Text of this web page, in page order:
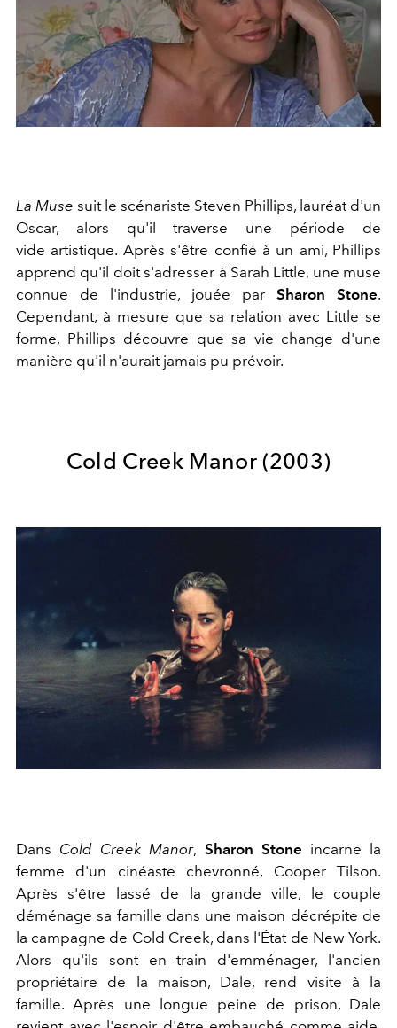
La Muse suit le scénariste Steven Phillips, lauréat d'un
Oscar, alors qu'il traverse une période de
vide artistique. Après s'être confié à un ami, Phillips
apprend qu'il doit s'adresser à Sarah Little, une muse
connue de l'industrie, jouée par Sharon Stone.
Cependant, à mesure que sa relation avec Little se
forme, Phillips découvre que sa vie change d'une
manière qu'il n'aurait jamais pu prévoir.
Cold Creek Manor (2003)
Dans Cold Creek Manor, Sharon Stone incarne la
femme d'un cinéaste chevronné, Cooper Tilson.
Après s'être lassé de la grande ville, le couple
déménage sa famille dans une maison décrépite de
la campagne de Cold Creek, dans l'État de New York.
Alors qu'ils sont en train d'emménager, l'ancien
propriétaire de la maison, Dale, rend visite à la
famille. Après une longue peine de prison, Dale